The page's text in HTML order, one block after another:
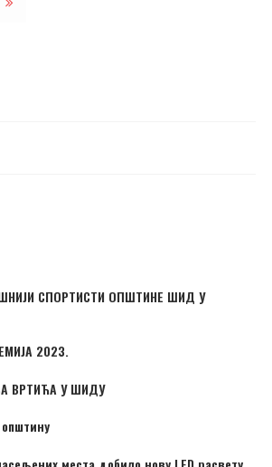
СПОРТИСТИ ОПШТИНЕ ШИД У
2023.
ВРТИЋА У ШИДУ